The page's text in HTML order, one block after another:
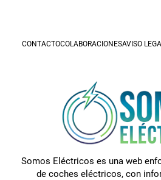
CONTACTOCOLABORACIONESAVISO
Somos Eléctricos es una web
de coches eléctricos, con